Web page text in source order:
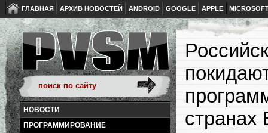
ГЛАВНАЯ АРХИВ НОВОСТЕЙ ANDROID GOOGLE APPLE
НОВОСТИ
ПРОГРАММИРОВАНИЕ
странах